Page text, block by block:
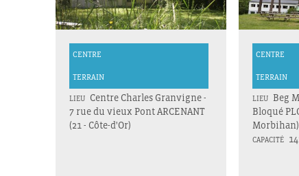
CENTRE
TERRAIN
LIEU
Centre Charles Granvigne -
7 rue du vieux Pont ARCENANT
(21 - Côte-d'Or)
CENTRE
TERRAIN
LIEU
Beg
Bloqué
Morbihan)
CAPACITÉ